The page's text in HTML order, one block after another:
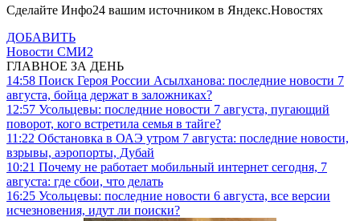
Сделайте Инфо24 вашим источником в Яндекс.Новостях
ДОБАВИТЬ
Новости СМИ2
ГЛАВНОЕ ЗА ДЕНЬ
14:58 Поиск Героя России Асылханова: последние новости 7
августа, бойца держат в заложниках?
12:57 Усольцевы: последние новости 7 августа, пугающий
поворот, кого встретила семья в тайге?
11:22 Обстановка в ОАЭ утром 7 августа: последние новости,
взрывы, аэропорты, Дубай
10:21 Почему не работает мобильный интернет сегодня, 7
августа: где сбои, что делать
16:25 Усольцевы: последние новости 6 августа, все версии
исчезновения, идут ли поиски?